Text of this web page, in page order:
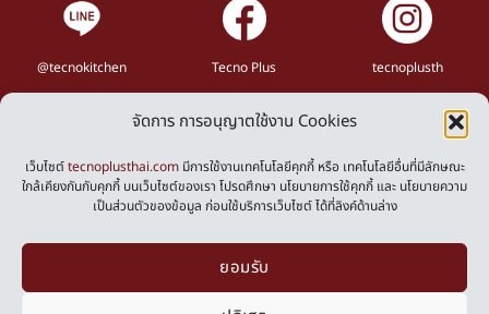
จัดการ การอนุญาตใช้งาน Cookies
เว็บไซต์tecnoplusthai.comมีการใช้งานเทคโนโลยีคุกกี้ หรือ เทคโนโลยีอื่นที่มีลักษณะ
ใกล้เคียงกันกับคุกกี้ บนเว็บไซต์ของเรา โปรดศึกษา นโยบายการใช้คุกกี้ และ นโยบายความ
เป็นส่วนตัวของข้อมูล ก่อนใช้บริการเว็บไซต์ ได้ที่ลิงค์ด้านล่าง
ยอมรับ
@tecnokitchen Tecno Plus tecnoplusth
Privacy Policy
Cookies Policy